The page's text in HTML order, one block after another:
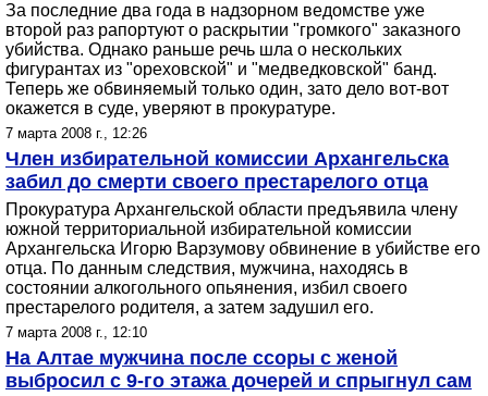
За последние два года в надзорном ведомстве уже
второй раз рапортуют о раскрытии "громкого" заказного
убийства. Однако раньше речь шла о нескольких
фигурантах из "ореховской" и "медведковской" банд.
Теперь же обвиняемый только один, зато дело вот-вот
окажется в суде, уверяют в прокуратуре.
7 марта 2008 г., 12:26
Член избирательной комиссии Архангельска
забил до смерти своего престарелого отца
Прокуратура Архангельской области предъявила члену
южной территориальной избирательной комиссии
Архангельска Игорю Варзумову обвинение в убийстве его
отца. По данным следствия, мужчина, находясь в
состоянии алкогольного опьянения, избил своего
престарелого родителя, а затем задушил его.
7 марта 2008 г., 12:10
На Алтае мужчина после ссоры с женой
выбросил с 9-го этажа дочерей и спрыгнул сам